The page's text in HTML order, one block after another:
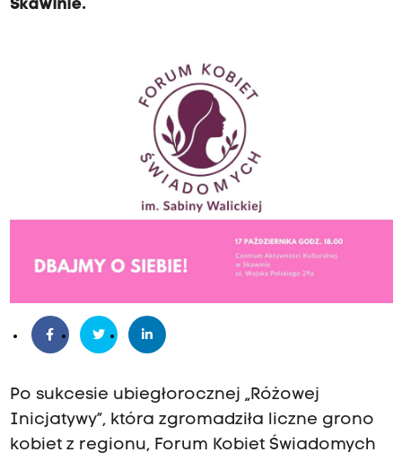
Skawinie.
Po sukcesie ubiegłorocznej „Różowej
Inicjatywy”, która zgromadziła liczne grono
kobiet z regionu, Forum Kobiet Świadomych